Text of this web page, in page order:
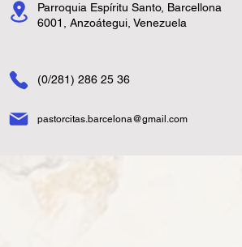
Parroquia Espíritu Santo, Barcellona
6001, Anzoátegui, Venezuela
(0/281) 286 25 36
pastorcitas.barcelona@gmail.com